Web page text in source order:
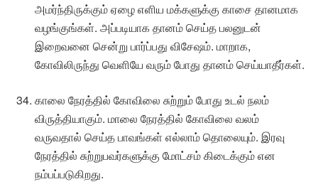
அமர்ந்திருக்கும் ஏழை எளிய மக்களுக்கு காசை தானமாக
வழங்குங்கள். அப்படியாக தானம் செய்த பலனுடன்
இறைவனை சென்று பார்ப்பது விசேஷம். மாறாக,
கோவிலிருந்து வெளியே வரும் போது தானம் செய்யாதீர்கள்.
காலை நேரத்தில் கோவிலை சுற்றும் போது உடல் நலம்
விருத்தியாகும். மாலை நேரத்தில் கோவிலை வலம்
வருவதால் செய்த பாவங்கள் எல்லாம் தொலையும். இரவு
நேரத்தில் சுற்றுபவர்களுக்கு மோட்சம் கிடைக்கும் என
நம்பப்படுகிறது.